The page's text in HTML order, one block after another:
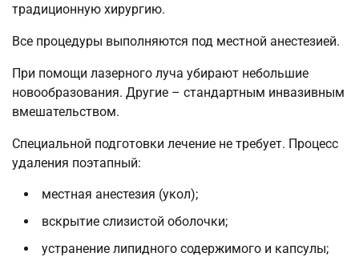
традиционную хирургию.
Все процедуры выполняются под местной анестезией.
При помощи лазерного луча убирают небольшие
новообразования. Другие – стандартным инвазивным
вмешательством.
Специальной подготовки лечение не требует. Процесс
удаления поэтапный:
местная анестезия (укол);
вскрытие слизистой оболочки;
устранение липидного содержимого и капсулы;